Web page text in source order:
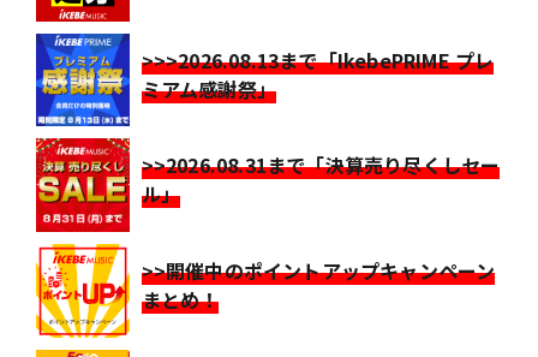
>>>2026.08.13まで「IkebePRIME プレ
ミアム感謝祭」
>>2026.08.31まで「決算売り尽くしセー
ル」
>>開催中のポイントアップキャンペーン
まとめ！